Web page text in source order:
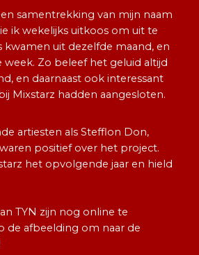
samentrekking van mijn naam
ik wekelijks uitkoos om uit te
kwamen uit dezelfde maand, en
week. Zo beleef het geluid altijd
en daarnaast ook interessant
Mixstarz hadden aangesloten.
artiesten als Stefflon Don,
positief over het project.
het opvolgende jaar en hield
TYN zijn nog online te
de afbeelding om naar de